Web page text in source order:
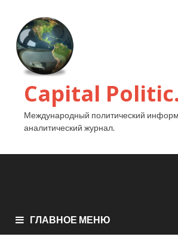
Capital Politic.
Международный политический
аналитический журнал.
ГЛАВНОЕ МЕНЮ